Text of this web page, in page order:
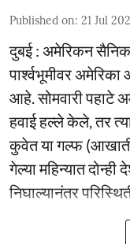
Published on: 21 Jul
दुबई : अमेरिकन
पार्श्वभूमीवर
आहे. सोमवारी पहाटे
हवाई हल्ले केले, तर
कुवेत या गल्फ
गेल्या महिन्यात
निघाल्यानंतर